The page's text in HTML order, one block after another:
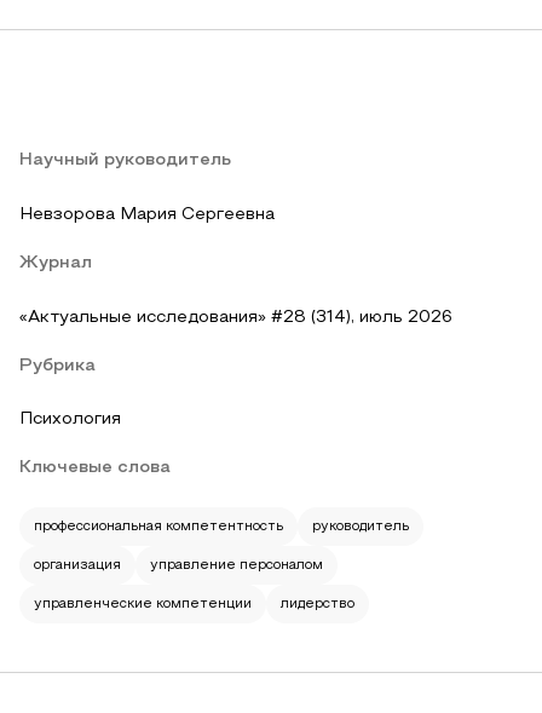
Научный руководитель
Невзорова Мария Сергеевна
Журнал
«Актуальные исследования» #28 (314), июль 2026
Рубрика
Психология
Ключевые слова
профессиональная компетентность руководитель
организация управление персоналом
управленческие компетенции лидерство